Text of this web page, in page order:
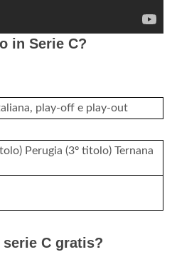
in Serie C?
play-off e play-out
Perugia (3º titolo) Ternana
C gratis?